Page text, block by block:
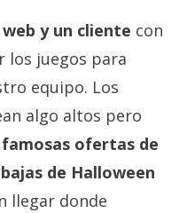
y un cliente con
los juegos para
equipo. Los
algo altos pero
famosas ofertas de
de Halloween
llegar donde